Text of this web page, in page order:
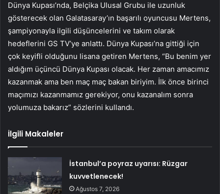
Dünya Kupası’nda, Belçika Ulusal Grubu ile uzunluk
gösterecek olan Galatasaray’ın başarılı oyuncusu Mertens,
şampiyonayla ilgili düşüncelerini ve takım olarak
hedeflerini GS TV’ye anlattı. Dünya Kupası’na gittiği için
çok keyifli olduğunu lisana getiren Mertens, “Bu benim yer
aldığım üçüncü Dünya Kupası olacak. Her zaman amacımız
kazanmak ama ben maç maç bakan biriyim. İlk önce birinci
maçımızı kazanmamız gerekiyor, onu kazanalım sonra
yolumuza bakarız” sözlerini kullandı.
İlgili Makaleler
İstanbul’a poyraz uyarısı: Rüzgar
kuvvetlenecek!
Ağustos 7, 2026